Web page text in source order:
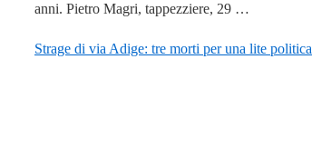
anni. Pietro Magri, tappezziere, 29 …
Strage di via Adige: tre morti per una lite